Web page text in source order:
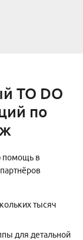
TO DO
по
помощь в
тысяч
для детальной